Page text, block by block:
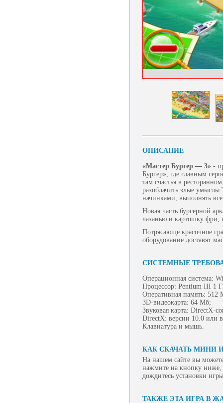
ОПИСАНИЕ
«Мастер Бургер — 3» -
Бургер», где главным
там счастья в
разоблачить злые
начинками, выполнять
Новая часть бургерной
лазанью и картошку фри,
Потрясающе красочное
оборудование доставят
СИСТЕМНЫЕ
Операционная система:
Процессор: Pentium III 1
Оперативная память: 512
3D-видеокарта: 64 Мб;
Звуковая карта: DirectX-
DirectX: версии 10.0 или
Клавиатура и мышь.
КАК СКАЧАТЬ МИНИ
На нашем сайте вы
нажмите на кнопку ниже,
дождитесь установки
ТАКЖЕ ЭТА ИГРА В